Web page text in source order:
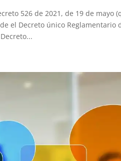
526 de 2021, de 19 de
el Decreto único